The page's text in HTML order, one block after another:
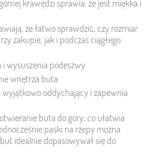
krawędzi sprawia, że ​​jest miękka i
że łatwo sprawdzić, czy rozmiar
zakupie, jak i podczas ciągłego
wysuszenia podeszwy
wnętrza buta
oddychający i zapewnia
buta do góry, co ułatwia
paski na rzepy można
idealnie dopasowywał się do